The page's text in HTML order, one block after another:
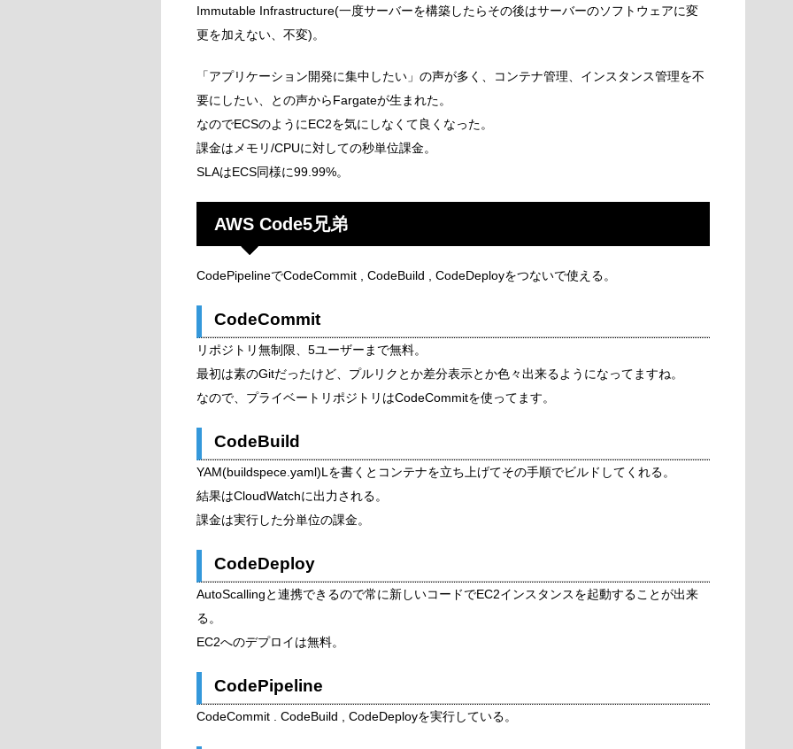
Immutable Infrastructure(一度サーバーを構築したらその後はサーバーのソフトウェアに変
更を加えない、不変)。
「アプリケーション開発に集中したい」の声が多く、コンテナ管理、インスタンス管理を不
要にしたい、との声からFargateが生まれた。
なのでECSのようにEC2を気にしなくて良くなった。
課金はメモリ/CPUに対しての秒単位課金。
SLAはECS同様に99.99%。
AWS Code5兄弟
CodePipelineでCodeCommit , CodeBuild , CodeDeployをつないで使える。
CodeCommit
リポジトリ無制限、5ユーザーまで無料。
最初は素のGitだったけど、プルリクとか差分表示とか色々出来るようになってますね。
なので、プライベートリポジトリはCodeCommitを使ってます。
CodeBuild
YAM(buildspece.yaml)Lを書くとコンテナを立ち上げてその手順でビルドしてくれる。
結果はCloudWatchに出力される。
課金は実行した分単位の課金。
CodeDeploy
AutoScallingと連携できるので常に新しいコードでEC2インスタンスを起動することが出来
る。
EC2へのデプロイは無料。
CodePipeline
CodeCommit . CodeBuild , CodeDeployを実行している。